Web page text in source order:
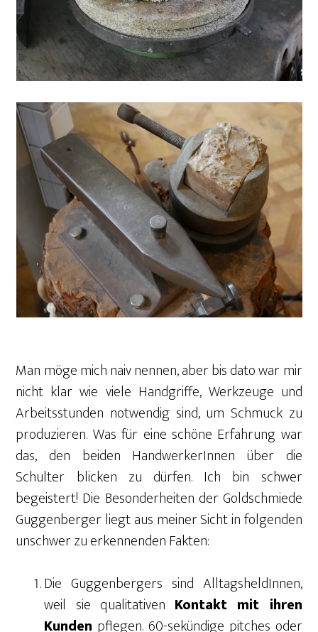
Man möge mich naiv nennen, aber bis dato war mir
nicht klar wie viele Handgriffe, Werkzeuge und
Arbeitsstunden notwendig sind, um Schmuck zu
produzieren. Was für eine schöne Erfahrung war
das, den beiden HandwerkerInnen über die
Schulter blicken zu dürfen. Ich bin schwer
begeistert! Die Besonderheiten der Goldschmiede
Guggenberger liegt aus meiner Sicht in folgenden
unschwer zu erkennenden Fakten:
Die Guggenbergers sind AlltagsheldInnen,
weil sie qualitativen Kontakt mit ihren
Kunden pflegen. 60-sekündige pitches oder